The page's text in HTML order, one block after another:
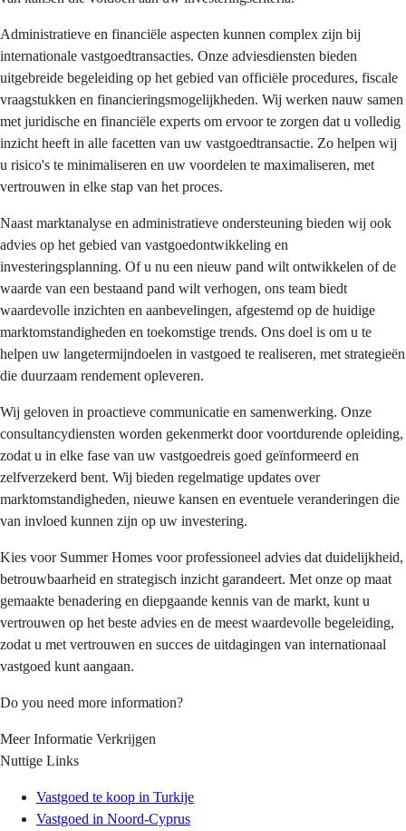
Administratieve en financiële aspecten kunnen complex zijn bij
internationale vastgoedtransacties. Onze adviesdiensten bieden
uitgebreide begeleiding op het gebied van officiële procedures, fiscale
vraagstukken en financieringsmogelijkheden. Wij werken nauw samen
met juridische en financiële experts om ervoor te zorgen dat u volledig
inzicht heeft in alle facetten van uw vastgoedtransactie. Zo helpen wij
u risico's te minimaliseren en uw voordelen te maximaliseren, met
vertrouwen in elke stap van het proces.
Naast marktanalyse en administratieve ondersteuning bieden wij ook
advies op het gebied van vastgoedontwikkeling en
investeringsplanning. Of u nu een nieuw pand wilt ontwikkelen of de
waarde van een bestaand pand wilt verhogen, ons team biedt
waardevolle inzichten en aanbevelingen, afgestemd op de huidige
marktomstandigheden en toekomstige trends. Ons doel is om u te
helpen uw langetermijndoelen in vastgoed te realiseren, met strategieën
die duurzaam rendement opleveren.
Wij geloven in proactieve communicatie en samenwerking. Onze
consultancydiensten worden gekenmerkt door voortdurende opleiding,
zodat u in elke fase van uw vastgoedreis goed geïnformeerd en
zelfverzekerd bent. Wij bieden regelmatige updates over
marktomstandigheden, nieuwe kansen en eventuele veranderingen die
van invloed kunnen zijn op uw investering.
Kies voor Summer Homes voor professioneel advies dat duidelijkheid,
betrouwbaarheid en strategisch inzicht garandeert. Met onze op maat
gemaakte benadering en diepgaande kennis van de markt, kunt u
vertrouwen op het beste advies en de meest waardevolle begeleiding,
zodat u met vertrouwen en succes de uitdagingen van internationaal
vastgoed kunt aangaan.
Do you need more information?
Meer Informatie Verkrijgen
Nuttige Links
Vastgoed te koop in Turkije
Vastgoed in Noord-Cyprus